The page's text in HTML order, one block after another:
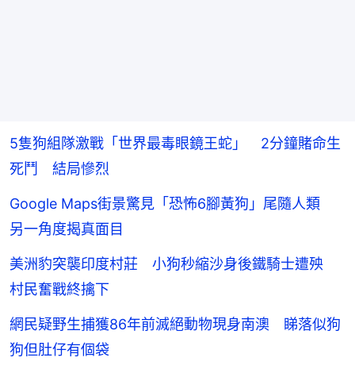
5隻狗組隊激戰「世界最毒眼鏡王蛇」 2分鐘賭命生
死鬥 結局慘烈
Google Maps街景驚見「恐怖6腳黃狗」尾隨人類
另一角度揭真面目
美洲豹突襲印度村莊 小狗秒縮沙身後鐵騎士遭殃
村民奮戰終擒下
網民疑野生捕獲86年前滅絕動物現身南澳 睇落似狗
狗但肚仔有個袋